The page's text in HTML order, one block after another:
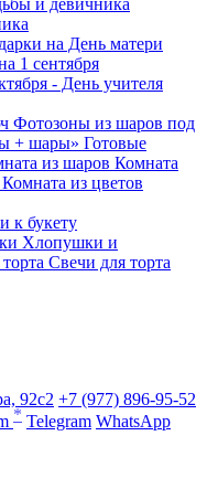
на День матери
1 сентября
- День учителя
Фотозоны из шаров под
Готовые
Комната
Комната из цветов
к букету
Хлопушки и
Свечи для торта
92с2 +7 (977) 896-95-52
* Telegram WhatsApp